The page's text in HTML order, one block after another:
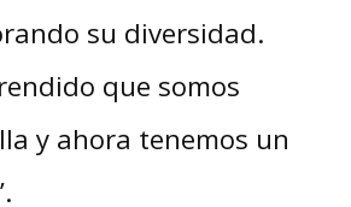
su diversidad.
que somos
y ahora tenemos un